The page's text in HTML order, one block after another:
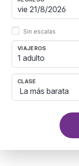
Sin escalas
VIAJEROS
1 adulto
CLASE